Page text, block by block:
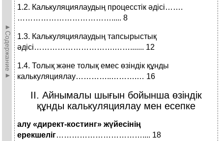
►Содержание►
1.2. Калькуляциялаудың процесстік әдісі…….
………………………………..... 8
1.3. Калькуляциялаудың тапсырыстық
әдісі………………………….……....... 12
1.4. Толық және толық емес өзіндік құнды
калькуляциялау…………..……….… 16
II. Айнымалы шығын бойынша өзіндік
құнды калькуляциялау мен есепке
алу «директ-костинг» жүйесінің
ерекшеліг…………………………….... 18